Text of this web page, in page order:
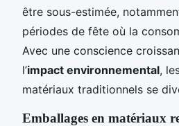
être sous-estimée,
périodes de fête où la
Avec une conscience
l’impact environnemental,
matériaux traditionnels se
Emballages en matériaux